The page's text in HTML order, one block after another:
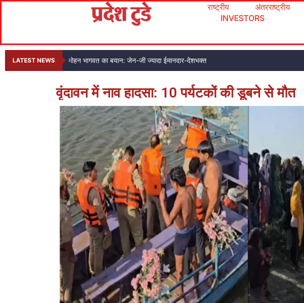
राष्ट्रीय अंतरराष्ट्रीय
INVESTORS
LATEST NEWS मोहन भागवत का बयान: जेन-जी ज्यादा ईमानदार-देशभक्त
वृंदावन में नाव हादसा: 10 पर्यटकों की डूबने से मौत